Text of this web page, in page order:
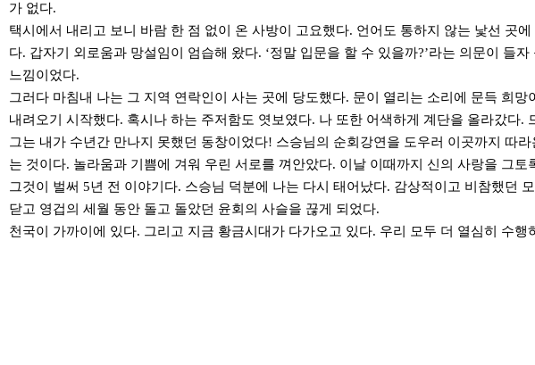
가 없다.
택시에서 내리고 보니 바람 한 점 없이 온 사방이 고요했다. 언어도 통하지 않는 낯선 곳
다. 갑자기 외로움과 망설임이 엄습해 왔다. ‘정말 입문을 할 수 있을까?’라는 의문이
느낌이었다.
그러다 마침내 나는 그 지역 연락인이 사는 곳에 당도했다. 문이 열리는 소리에 문득 희
내려오기 시작했다. 혹시나 하는 주저함도 엿보였다. 나 또한 어색하게 계단을 올라갔다
그는 내가 수년간 만나지 못했던 동창이었다! 스승님의 순회강연을 도우러 이곳까지 따
는 것이다. 놀라움과 기쁨에 겨워 우린 서로를 껴안았다. 이날 이때까지 신의 사랑을 그
그것이 벌써 5년 전 이야기다. 스승님 덕분에 나는 다시 태어났다. 감상적이고 비참했던
닫고 영겁의 세월 동안 돌고 돌았던 윤회의 사슬을 끊게 되었다.
천국이 가까이에 있다. 그리고 지금 황금시대가 다가오고 있다. 우리 모두 더 열심히 수